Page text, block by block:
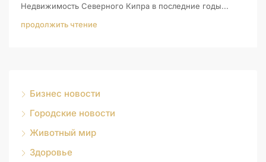
Недвижимость Северного Кипра в последние годы...
продолжить чтение
Бизнес новости
Городские новости
Животный мир
Здоровье